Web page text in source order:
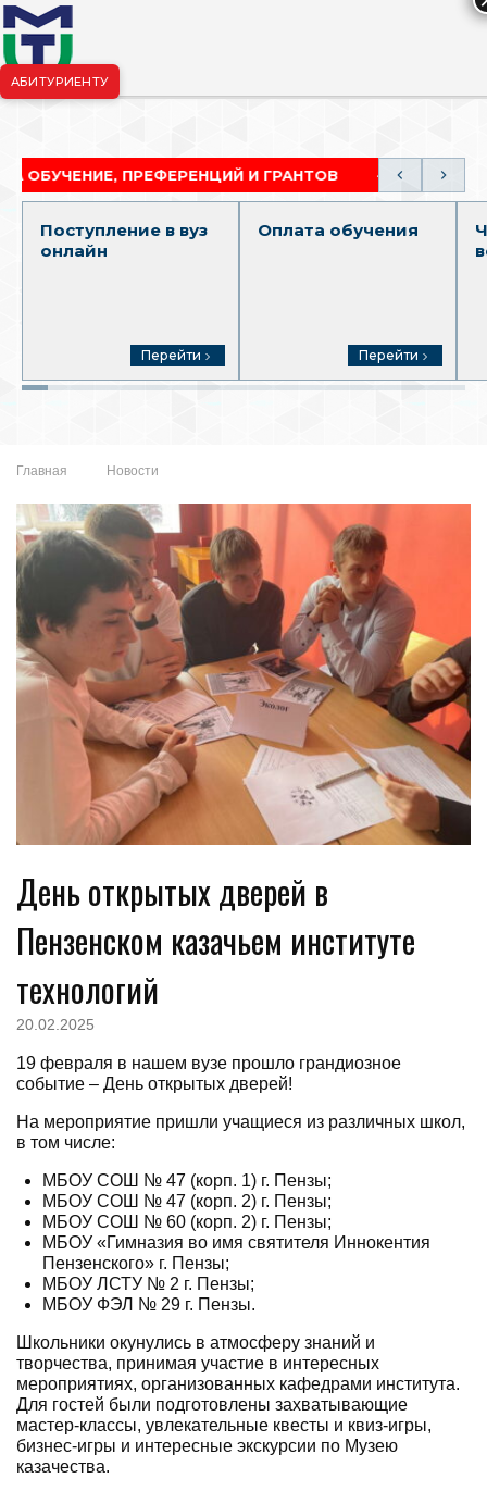
АБИТУРИЕНТУ
ПРЕФЕРЕНЦИЙ И ГРАНТОВ
Поступление в вуз
онлайн
Перейти
Оплата обучения
Перейти
Главная Новости
День открытых дверей в
Пензенском казачьем институте
технологий
20.02.2025
19 февраля в нашем вузе прошло грандиозное
событие – День открытых дверей!
На мероприятие пришли учащиеся из различных школ,
в том числе:
МБОУ СОШ № 47 (корп. 1) г. Пензы;
МБОУ СОШ № 47 (корп. 2) г. Пензы;
МБОУ СОШ № 60 (корп. 2) г. Пензы;
МБОУ «Гимназия во имя святителя Иннокентия
Пензенского» г. Пензы;
МБОУ ЛСТУ № 2 г. Пензы;
МБОУ ФЭЛ № 29 г. Пензы.
Школьники окунулись в атмосферу знаний и
творчества, принимая участие в интересных
мероприятиях, организованных кафедрами института.
Для гостей были подготовлены захватывающие
мастер-классы, увлекательные квесты и квиз-игры,
бизнес-игры и интересные экскурсии по Музею
казачества.